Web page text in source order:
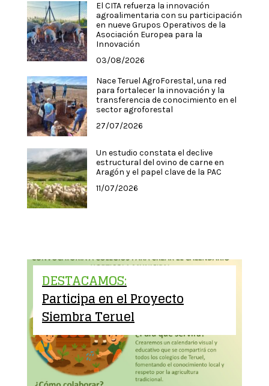
El CITA refuerza la innovación
agroalimentaria con su participación
en nueve Grupos Operativos de la
Asociación Europea para la
Innovación
03/08/2026
Nace Teruel AgroForestal, una red
para fortalecer la innovación y la
transferencia de conocimiento en el
sector agroforestal
27/07/2026
Un estudio constata el declive
estructural del ovino de carne en
Aragón y el papel clave de la PAC
11/07/2026
DESTACAMOS:
Participa en el Proyecto
Siembra Teruel